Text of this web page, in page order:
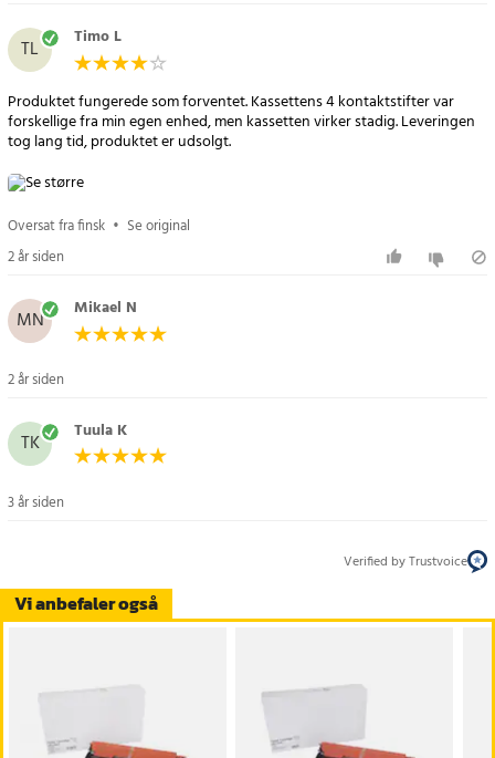
Vi anbefaler også
TL Timo L
Produktet fungerede som forventet. Kassettens 4 kontaktstifter var
forskellige fra min egen enhed, men kassetten virker stadig. Leveringen
tog lang tid, produktet er udsolgt.
Oversat fra finsk • Se original
2 år siden
MN Mikael N
2 år siden
TK Tuula K
3 år siden
Verified by Trustvoice